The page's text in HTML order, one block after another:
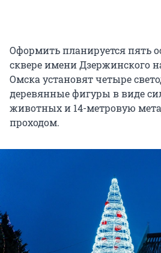
Оформить планируется пять
сквере имени Дзержинского
Омска установят четыре
деревянные фигуры в виде
животных и 14-метровую
проходом.